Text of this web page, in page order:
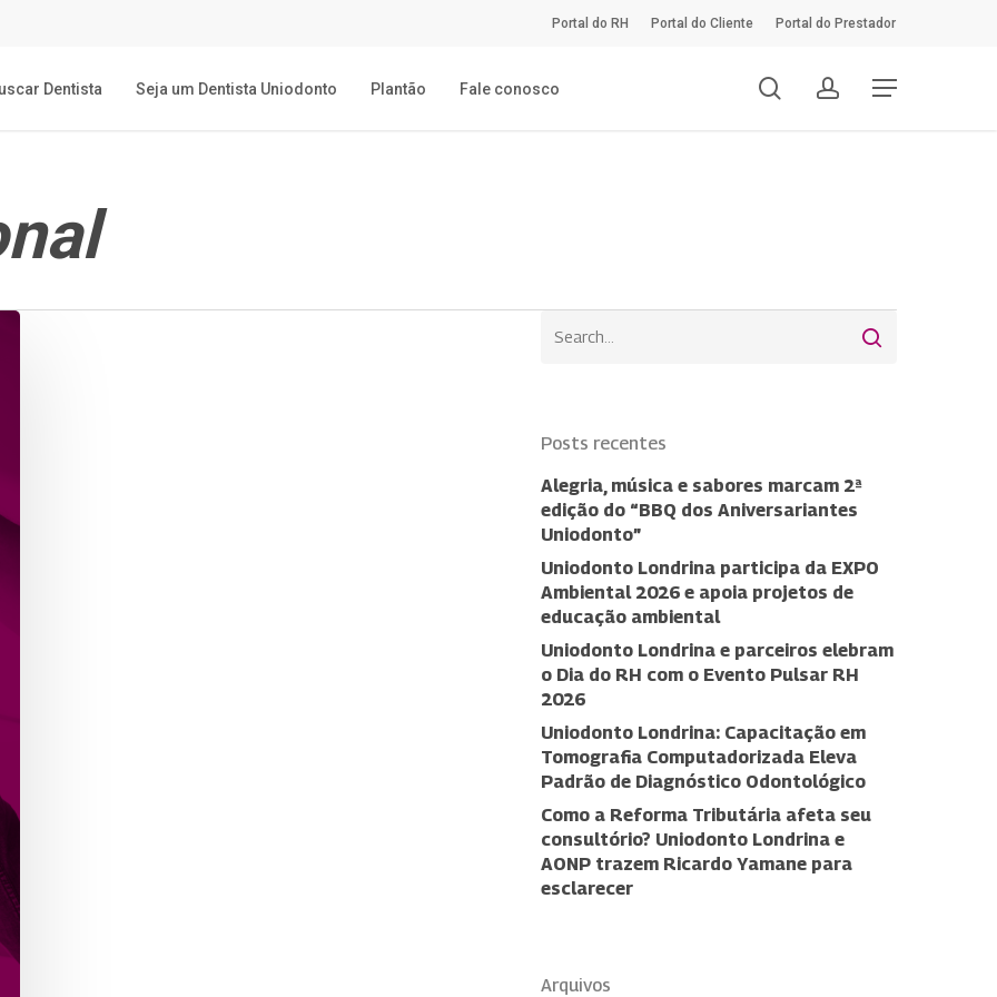
Portal do RH Portal do Cliente Portal do Prestador
Dentista Seja um Dentista Uniodonto Plantão Fale conosco searchaccount
Menu
Posts recentes
Alegria, música e sabores marcam 2ª
edição do “BBQ dos Aniversariantes
Uniodonto”
Uniodonto Londrina participa da EXPO
Ambiental 2026 e apoia projetos de
educação ambiental
Uniodonto Londrina e parceiros elebram
o Dia do RH com o Evento Pulsar RH
2026
Uniodonto Londrina: Capacitação em
Tomografia Computadorizada Eleva
Padrão de Diagnóstico Odontológico
Como a Reforma Tributária afeta seu
consultório? Uniodonto Londrina e
AONP trazem Ricardo Yamane para
esclarecer
Arquivos